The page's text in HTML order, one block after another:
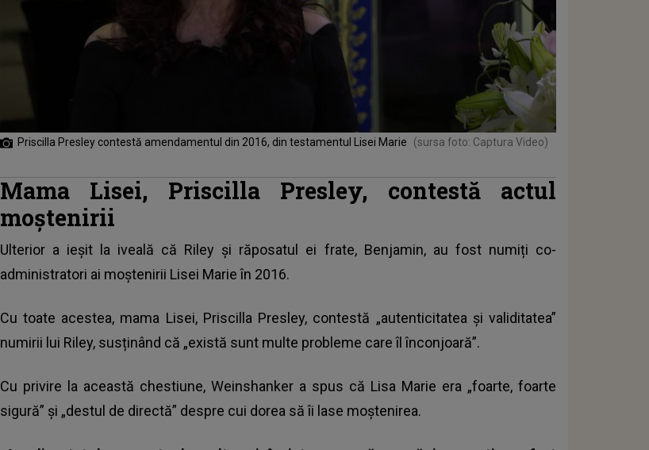
Priscilla Presley contestă amendamentul din 2016, din testamentul Lisei Marie (sursa foto: Captura Video)
Mama Lisei, Priscilla Presley, contestă actul
moștenirii
Ulterior a ieșit la iveală că Riley și răposatul ei frate, Benjamin, au fost numiți co-
administratori ai moștenirii Lisei Marie în 2016.
Cu toate acestea, mama Lisei, Priscilla Presley, contestă „autenticitatea și validitatea”
numirii lui Riley, susținând că „există sunt multe probleme care îl înconjoară”.
Cu privire la această chestiune, Weinshanker a spus că Lisa Marie era „foarte, foarte
sigură” și „destul de directă” despre cui dorea să îi lase moștenirea.